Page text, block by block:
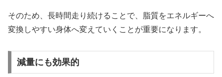
そのため、長時間走り続けることで、脂質をエネルギーへ
変換しやすい身体へ変えていくことが重要になります。
減量にも効果的